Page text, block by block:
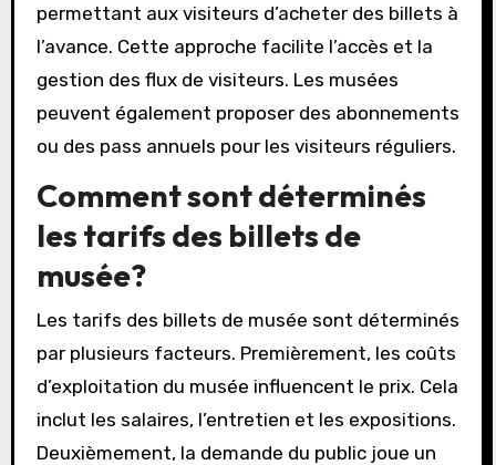
permettant aux visiteurs d’acheter des billets à
l’avance. Cette approche facilite l’accès et la
gestion des flux de visiteurs. Les musées
peuvent également proposer des abonnements
ou des pass annuels pour les visiteurs réguliers.
Comment sont déterminés
les tarifs des billets de
musée?
Les tarifs des billets de musée sont déterminés
par plusieurs facteurs. Premièrement, les coûts
d’exploitation du musée influencent le prix. Cela
inclut les salaires, l’entretien et les expositions.
Deuxièmement, la demande du public joue un